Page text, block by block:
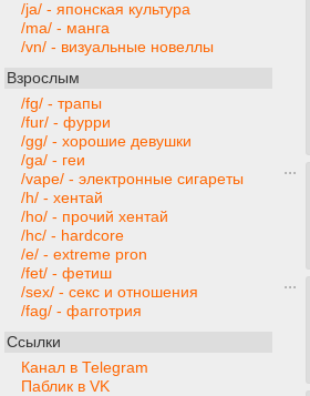
/ja/ - японская культура
/ma/ - манга
/vn/ - визуальные новеллы
Взрослым
/fg/ - трапы
/fur/ - фурри
/gg/ - хорошие девушки
/ga/ - геи
/vape/ - электронные сигареты
/h/ - хентай
/ho/ - прочий хентай
/hc/ - hardcore
/e/ - extreme pron
/fet/ - фетиш
/sex/ - секс и отношения
/fag/ - фагготрия
Ссылки
Канал в Telegram
Паблик в VK